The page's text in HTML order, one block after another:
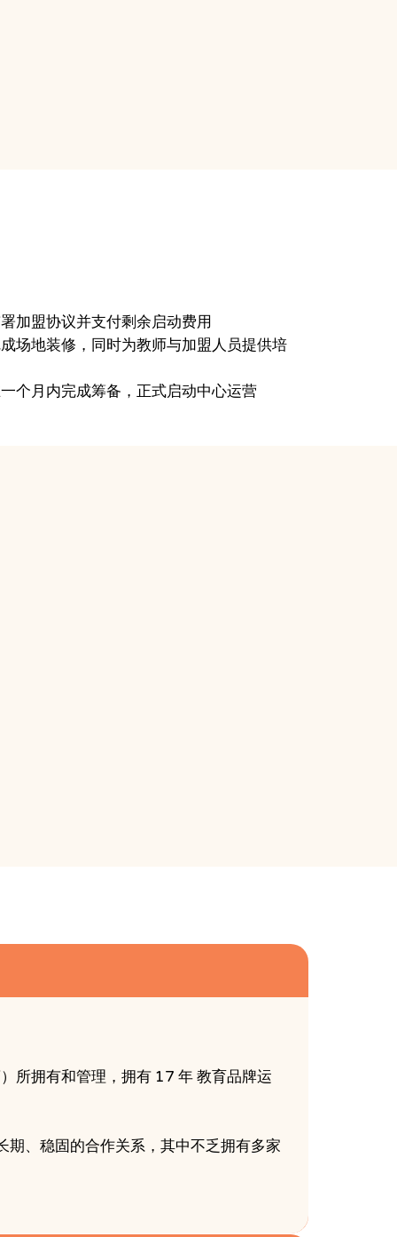
加盟协议并支付剩余启动费用
场地装修，同时为教师与加盟人员提供培
个月内完成筹备，正式启动中心运营
所拥有和管理，拥有 17 年 教育品牌运
、稳固的合作关系，其中不乏拥有多家